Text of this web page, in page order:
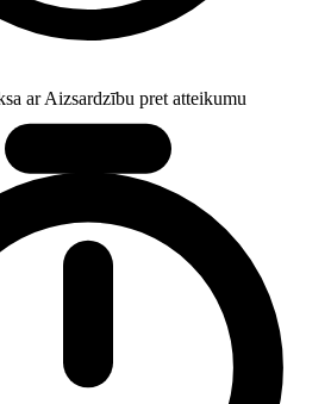
ar Aizsardzību pret atteikumu